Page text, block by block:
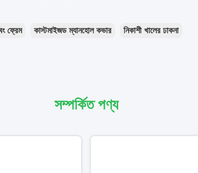
ফ্রেম কাস্টমাইজড ম্যানহোল কভার নিকাশী খালের ঢাকনা
সম্পর্কিত পণ্য